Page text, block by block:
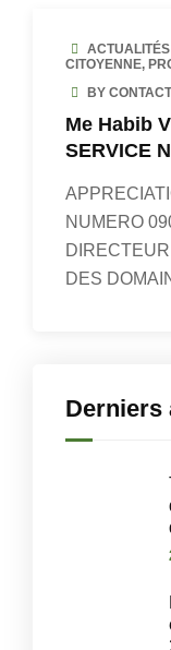
CITOYENNE,
BY CONTACT
Me Habib
SERVICE
NUMERO
DES
Derniers